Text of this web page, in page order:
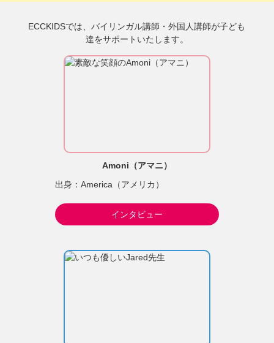
ECCKIDSでは、バイリンガル講師・外国人講師が子ども
達をサポートいたします。
Amoni（アマニ）
出身：America（アメリカ）
インタビュー